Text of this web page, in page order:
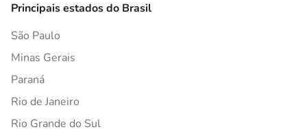
Principais estados do Brasil
São Paulo
Minas Gerais
Paraná
Rio de Janeiro
Rio Grande do Sul